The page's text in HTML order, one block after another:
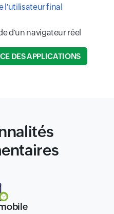
l'utilisateur final
d'un navigateur réel
DES APPLICATIONS